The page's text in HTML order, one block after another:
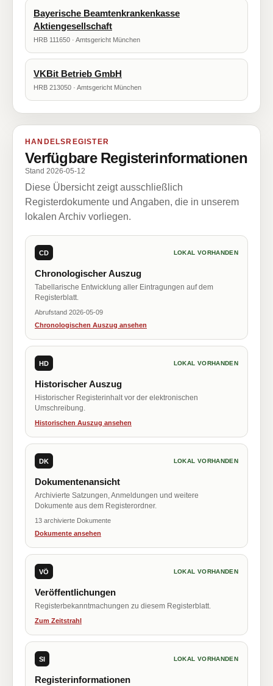
Bayerische Beamtenkrankenkasse
Aktiengesellschaft
HRB 111650 · Amtsgericht München
VKBit Betrieb GmbH
HRB 213050 · Amtsgericht München
HANDELSREGISTER
Verfügbare Registerinformationen
Stand 2026-05-12
Diese Übersicht zeigt ausschließlich
Registerdokumente und Angaben, die in unserem
lokalen Archiv vorliegen.
CD LOKAL VORHANDEN
Chronologischer Auszug
Tabellarische Entwicklung aller Eintragungen auf dem
Registerblatt.
Abrufstand 2026-05-09
Chronologischen Auszug ansehen
HD LOKAL VORHANDEN
Historischer Auszug
Historischer Registerinhalt vor der elektronischen
Umschreibung.
Historischen Auszug ansehen
DK LOKAL VORHANDEN
Dokumentenansicht
Archivierte Satzungen, Anmeldungen und weitere
Dokumente aus dem Registerordner.
13 archivierte Dokumente
Dokumente ansehen
VÖ LOKAL VORHANDEN
Veröffentlichungen
Registerbekanntmachungen zu diesem Registerblatt.
Zum Zeitstrahl
SI LOKAL VORHANDEN
Registerinformationen